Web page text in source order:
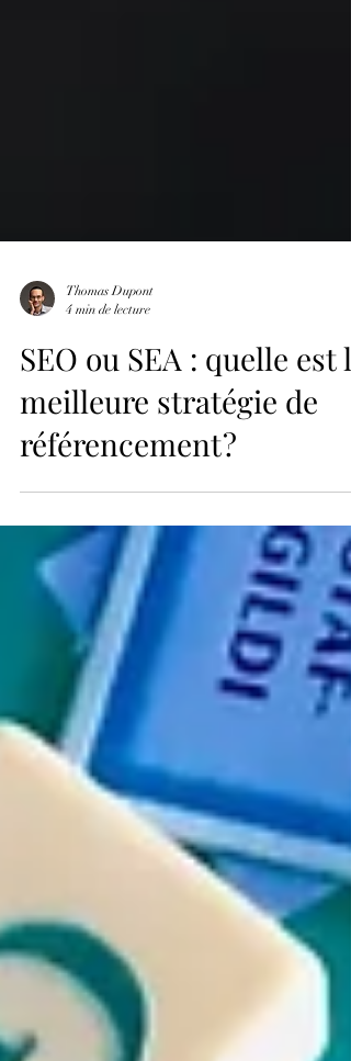
4 min de lecture
SEO ou SEA : quelle est la
meilleure stratégie de
référencement ?